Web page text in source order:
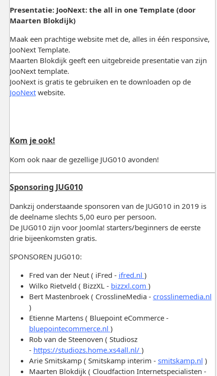
Presentatie: JooNext: the all in one Template (door
Maarten Blokdijk)
Maak een prachtige website met de, alles in één responsive,
JooNext Template.
Maarten Blokdijk geeft een uitgebreide presentatie van zijn
JooNext template.
JooNext is gratis te gebruiken en te downloaden op de
JooNextwebsite.
Kom je ook!
Kom ook naar de gezellige JUG010 avonden!
Sponsoring JUG010
Dankzij onderstaande sponsoren van de JUG010 in 2019 is
de deelname slechts 5,00 euro per persoon.
De JUG010 zijn voor Joomla! starters/beginners de eerste
drie bijeenkomsten gratis.
SPONSOREN JUG010:
Fred van der Neut ( iFred - ifred.nl )
Wilko Rietveld ( BizzXL - bizzxl.com )
Bert Mastenbroek ( CrosslineMedia - crosslinemedia.nl
)
Etienne Martens ( Bluepoint eCommerce -
bluepointecommerce.nl )
Rob van de Steenoven ( Studiosz
- https://studiozs.home.xs4all.nl/ )
Arie Smitskamp ( Smitskamp interim - smitskamp.nl )
Maarten Blokdijk ( Cloudfaction Internetspecialisten -